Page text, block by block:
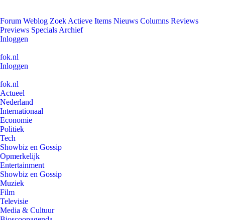
Forum Weblog Zoek Actieve Items Nieuws Columns Reviews
Previews Specials Archief
Inloggen
fok.nl
Inloggen
fok.nl
Actueel
Nederland
Internationaal
Economie
Politiek
Tech
Showbiz en Gossip
Opmerkelijk
Entertainment
Showbiz en Gossip
Muziek
Film
Televisie
Media & Cultuur